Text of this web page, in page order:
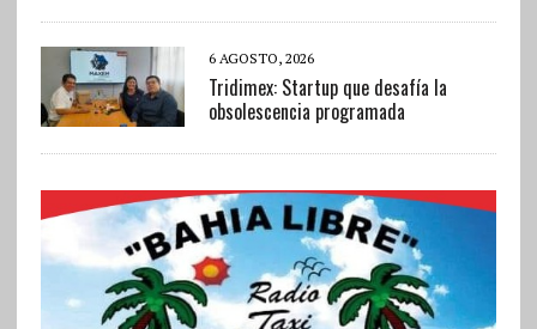
6 AGOSTO, 2026
Tridimex: Startup que desafía la
obsolescencia programada